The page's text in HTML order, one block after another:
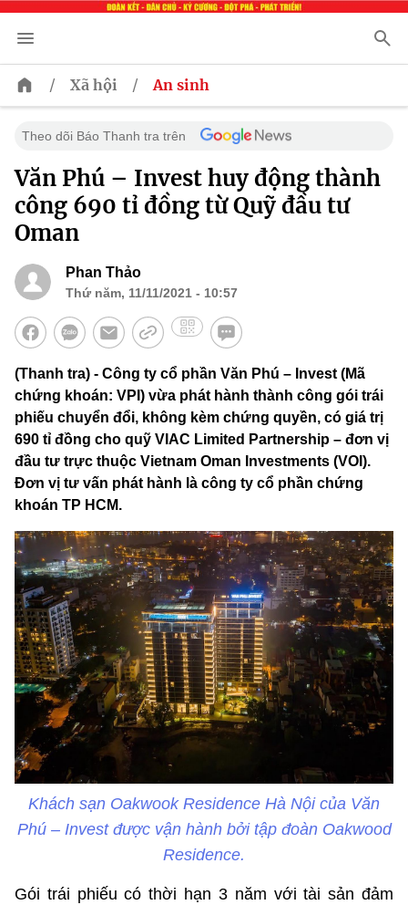
/ Xã hội / An sinh
Theo dõi Báo Thanh tra trên
Văn Phú – Invest huy động thành
công 690 tỉ đồng từ Quỹ đầu tư
Oman
Phan Thảo
Thứ năm, 11/11/2021 - 10:57
(Thanh tra) - Công ty cổ phần Văn Phú – Invest (Mã
chứng khoán: VPI) vừa phát hành thành công gói trái
phiếu chuyển đổi, không kèm chứng quyền, có giá trị
690 tỉ đồng cho quỹ VIAC Limited Partnership – đơn vị
đầu tư trực thuộc Vietnam Oman Investments (VOI).
Đơn vị tư vấn phát hành là công ty cổ phần chứng
khoán TP HCM.
Khách sạn Oakwook Residence Hà Nội của Văn
Phú – Invest được vận hành bởi tập đoàn Oakwood
Residence.
Gói trái phiếu có thời hạn 3 năm với tài sản đảm